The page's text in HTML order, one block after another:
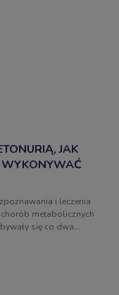
JAK
i leczenia
metabolicznych
się co dwa
tożsamy z